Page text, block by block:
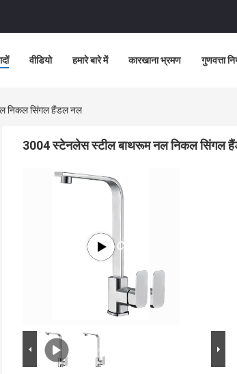
वीडियो हमारे बारे में कारखाना भ्रमण गुणवत्ता
निकल सिंगल हैंडल नल
3004 स्टेनलेस स्टील बाथरूम नल निकल सिंगल